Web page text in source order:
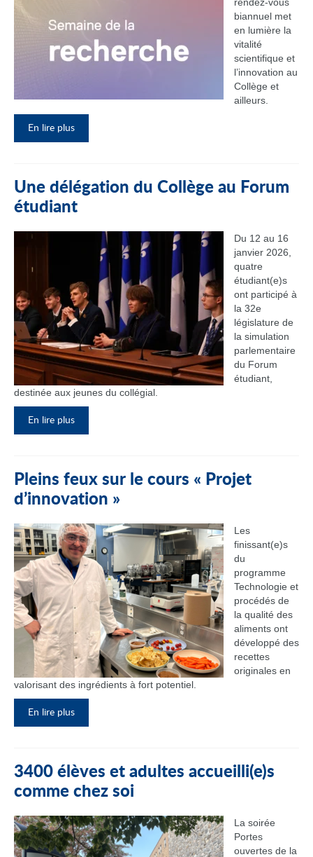
biannuel met
en lumière la
vitalité
scientifique et
l’innovation au
Collège et
ailleurs.
En lire plus
Une délégation du Collège au Forum
étudiant
Du 12 au 16
janvier 2026,
quatre
étudiant(e)s
ont participé à
la 32e
législature de
la simulation
parlementaire
du Forum
étudiant,
destinée aux jeunes du collégial.
En lire plus
Pleins feux sur le cours « Projet
d’innovation »
Les
finissant(e)s
du
programme
Technologie et
procédés de
la qualité des
aliments ont
développé des
recettes
originales en
valorisant des ingrédients à fort potentiel.
En lire plus
3400 élèves et adultes accueilli(e)s
comme chez soi
La soirée
Portes
ouvertes de la